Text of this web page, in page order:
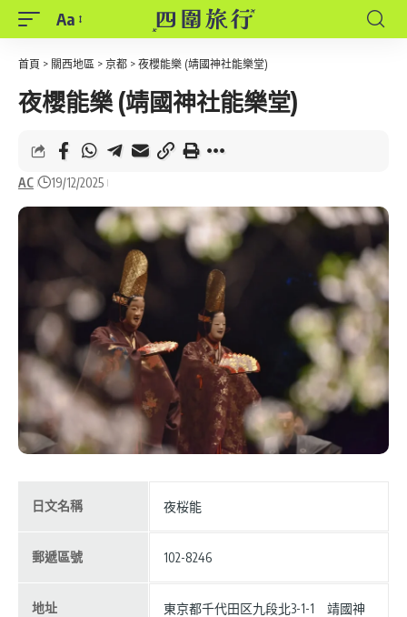
Font
Resizer
Aa
首頁 > 關西地區 > 京都 > 夜櫻能樂 (靖國神社能樂堂)
夜櫻能樂 (靖國神社能樂堂)
AC 19/12/2025
日文名稱 夜桜能
郵遞區號 102-8246
地址
東京都千代田区九段北3-1-1 靖國神